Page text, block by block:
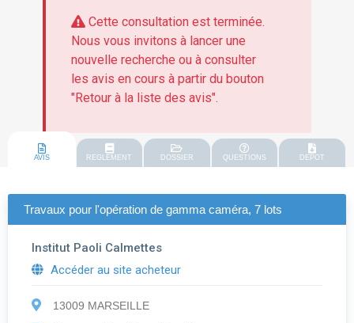
Cette consultation est terminée.
Nous vous invitons à lancer une
nouvelle recherche ou à consulter
les avis en cours à partir du bouton
"Retour à la liste des avis".
AVIS REGLEMENT DOSSIER QUESTIONS DEPOT
Travaux pour l'opération de gamma caméra, 7 lots
Institut Paoli Calmettes
Accéder au site acheteur
13009 MARSEILLE